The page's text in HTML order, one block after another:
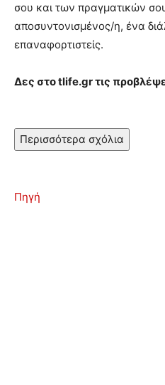
σου και των πραγματικών
αποσυντονισμένος/η, ένα
επαναφορτιστείς.
Δες στο tlife.gr τις
Περισσότερα σχόλια
Πηγή